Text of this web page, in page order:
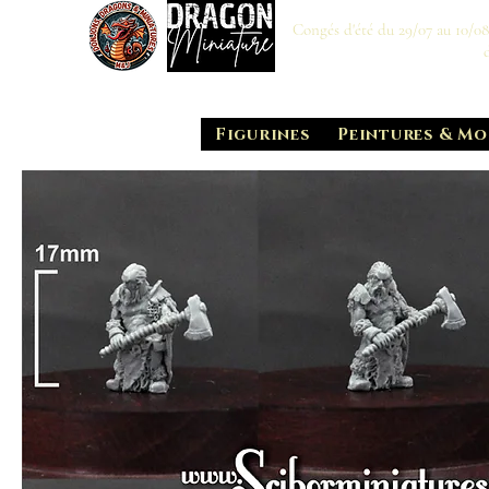
Congés d'été du 29/07 au 10/
Figurines Peintures &